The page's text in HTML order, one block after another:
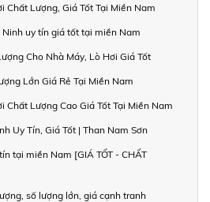
Chất Lượng, Giá Tốt Tại Miền Nam
uy tín giá tốt tại miền Nam
Cho Nhà Máy, Lò Hơi Giá Tốt
Lớn Giá Rẻ Tại Miền Nam
Chất Lượng Cao Giá Tốt Tại Miền Nam
Uy Tín, Giá Tốt | Than Nam Sơn
tại miền Nam [GIÁ TỐT - CHẤT
số lượng lớn, giá cạnh tranh